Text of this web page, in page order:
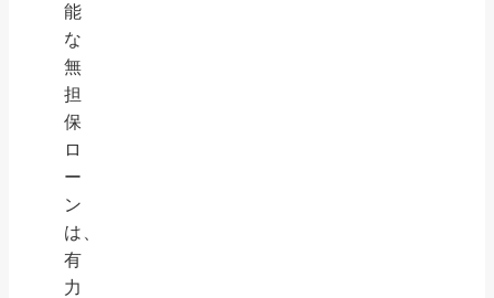
能
な
無
担
保
ロ
ー
ン
は、
有
力